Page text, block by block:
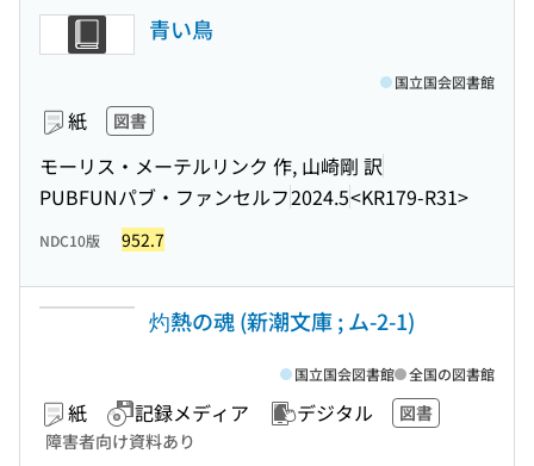
青い鳥
紙 図書
モーリス・メーテルリンク 作, 山崎剛 訳
PUBFUNパブ・ファンセルフ2024.5<KR179-R31>
国立国会図書館
NDC10版 952.7
灼熱の魂 (新潮文庫 ; ム-2-1)
紙 記録メディア デジタル
図書
障害者向け資料あり
国立国会図書館 全国の図書館